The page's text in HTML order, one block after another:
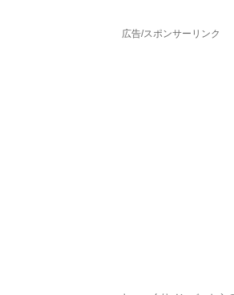
広告/スポンサーリンク